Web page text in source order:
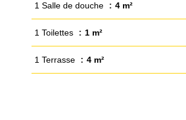
1 Salle de douche 4 m²
1 Toilettes 1 m²
1 Terrasse 4 m²